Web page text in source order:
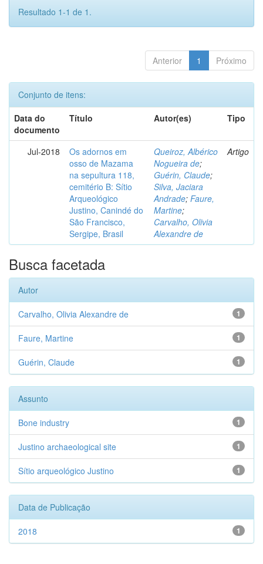
Resultado 1-1 de 1.
Anterior 1 Próximo
Conjunto de itens:
Data do
documento
Título Autor(es) Tipo
Jul-2018
Os adornos em
osso de Mazama
na sepultura 118,
cemitério B: Sítio
Arqueológico
Justino, Canindé do
São Francisco,
Sergipe, Brasil
Queiroz, Albérico
Nogueira de;
Guérin, Claude;
Silva, Jaciara
Andrade; Faure,
Martine;
Carvalho, Olivia
Alexandre de
Artigo
Busca facetada
Autor
1
Carvalho, Olivia Alexandre de
1
Faure, Martine
1
Guérin, Claude
Assunto
1
Bone industry
1
Justino archaeological site
1
Sítio arqueológico Justino
Data de Publicação
1
2018